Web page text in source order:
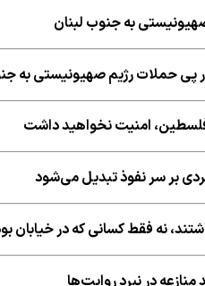
به جنوب لبنان
پی حملات رژیم صهیونیستی به
امنیت نخواهید داشت
بر سر نفوذ تبدیل می‌شود
نه فقط کسانی که در خیابان
در نبرد روایت‌ها